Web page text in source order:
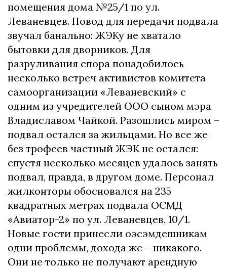
помещения дома №25/1 по ул.
Леваневцев. Повод для передачи подвала
звучал банально: ЖЭКу не хватало
бытовки для дворников. Для
разруливания спора понадобилось
несколько встреч активистов комитета
самоорганизации «Леваневский» с
одним из учредителей ООО сыном мэра
Владиславом Чайкой. Разошлись миром –
подвал остался за жильцами. Но все же
без трофеев частный ЖЭК не остался:
спустя несколько месяцев удалось занять
подвал, правда, в другом доме. Персонал
жилконторы обосновался на 235
квадратных метрах подвала ОСМД
«Авиатор-2» по ул. Леваневцев, 10/1.
Новые гости принесли оэсэмдешникам
одни проблемы, дохода же – никакого.
Они не только не получают арендную